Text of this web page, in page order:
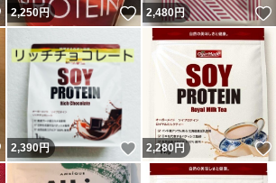
いいね！
2,250円 いいね！
2,480円
いいね！
2,390円 いいね！
2,280 円